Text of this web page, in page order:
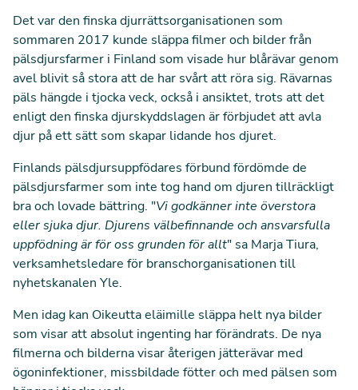
Det var den finska djurrättsorganisationen som
sommaren 2017 kunde släppa filmer och bilder från
pälsdjursfarmer i Finland som visade hur blårävar genom
avel blivit så stora att de har svårt att röra sig. Rävarnas
päls hängde i tjocka veck, också i ansiktet, trots att det
enligt den finska djurskyddslagen är förbjudet att avla
djur på ett sätt som skapar lidande hos djuret.
Finlands pälsdjursuppfödares förbund fördömde de
pälsdjursfarmer som inte tog hand om djuren tillräckligt
bra och lovade bättring. "Vi godkänner inte överstora
eller sjuka djur. Djurens välbefinnande och ansvarsfulla
uppfödning är för oss grunden för allt" sa Marja Tiura,
verksamhetsledare för branschorganisationen till
nyhetskanalen Yle.
Men idag kan Oikeutta eläimille släppa helt nya bilder
som visar att absolut ingenting har förändrats. De nya
filmerna och bilderna visar återigen jätterävar med
ögoninfektioner, missbildade fötter och med pälsen som